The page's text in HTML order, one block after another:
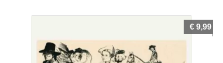
€ 9,99